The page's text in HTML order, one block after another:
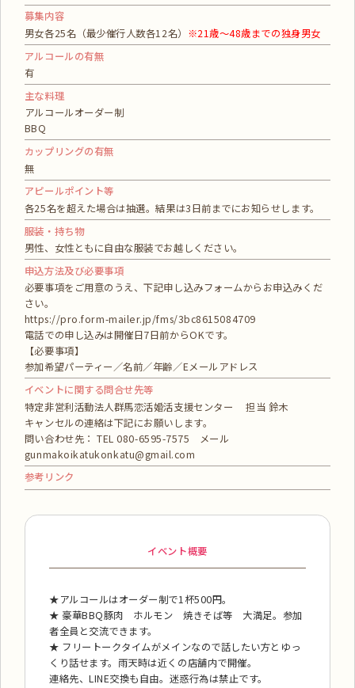
募集内容
男女各25名（最少催行人数各12名） ※21歳～48歳までの独身男女
アルコールの有無
有
主な料理
アルコールオーダー制
BBQ
カップリングの有無
無
アピールポイント等
各25名を超えた場合は抽選。結果は3日前までにお知らせします。
服装・持ち物
男性、女性ともに自由な服装でお越しください。
申込方法及び必要事項
必要事項をご用意のうえ、下記申し込みフォームからお申込みくだ
さい。
https://pro.form-mailer.jp/fms/3bc8615084709
電話での申し込みは開催日7日前からOKです。
【必要事項】
参加希望パーティー／名前／年齢／Eメールアドレス
イベントに関する問合せ先等
特定非営利活動法人群馬恋活婚活支援センター 担当 鈴木
キャンセルの連絡は下記にお願いします。
問い合わせ先： TEL 080-6595-7575 メール
gunmakoikatukonkatu@gmail.com
参考リンク
イベント概要
★アルコールはオーダー制で1杯500円。
★ 豪華BBQ豚肉 ホルモン 焼きそば等 大満足。参加
者全員と交流できます。
★ フリートークタイムがメインなので話したい方とゆっ
くり話せます。雨天時は近くの店舗内で開催。
連絡先、LINE交換も自由。迷惑行為は禁止です。